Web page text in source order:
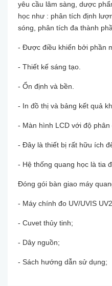
yêu cầu lâm sàng, dược
học như : phân tích định
sóng, phân tích đa thành
- Được điều khiển bởi phần
- Thiết kế sáng tạo.
- Ổn định và bền.
- In đồ thị và bảng kết quả
- Màn hình LCD với độ phân
- Đây là thiết bị rất hữu ích
- Hệ thống quang học là tia
Đóng gói bàn giao máy
- Máy chính đo UV/UVIS
- Cuvet thủy tinh;
- Dây nguồn;
- Sách hướng dẫn sử dụng;